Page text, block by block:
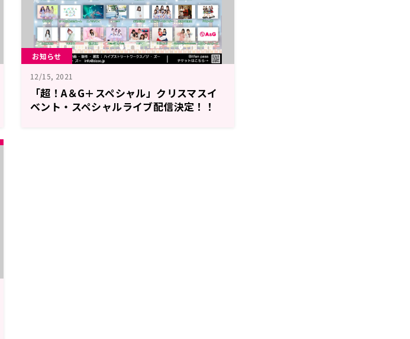
お知らせ
12/15, 2021
「超！A＆G＋スペシャル」クリスマスイ
ベント・スペシャルライブ配信決定！！